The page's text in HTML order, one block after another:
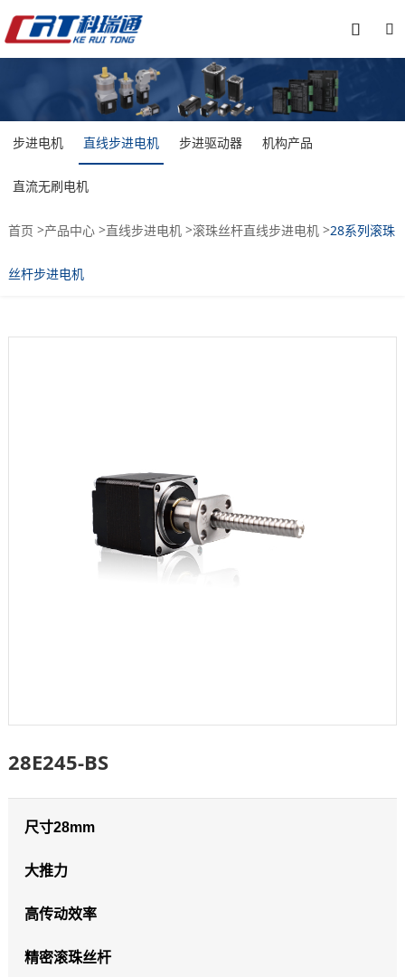


步进电机 直线步进电机 步进驱动器 机构产品
直流无刷电机
首页 >产品中心>直线步进电机>滚珠丝杆直线步进电机>28系列滚珠
丝杆步进电机
28E245-BS
尺寸28mm
大推力
高传动效率
精密滚珠丝杆